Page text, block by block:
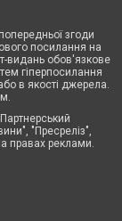
згоди
посилання на
видань обов'язкове
гіперпосилання
в якості джерела.
"Пресреліз",
правах реклами.